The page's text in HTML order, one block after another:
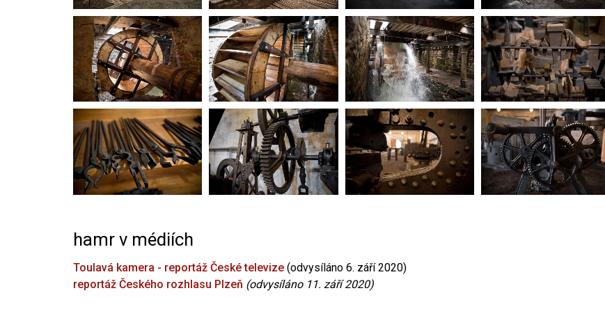
hamr v médiích
Toulavá kamera - reportáž České televize (odvysíláno 6. září 2020)
reportáž Českého rozhlasu Plzeň (odvysíláno 11. září 2020)